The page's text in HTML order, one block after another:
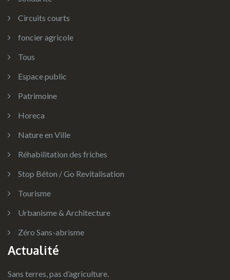
Circuits courts
foncier agricole
Tous
Espace public
Patrimoine
Horeca
Nature en Ville
Réhabilitation des friches
Stop Béton / Go Revitalisation
Tourisme
Urbanisme & Architecture
Zéro Sans-abrisme
Actualité
Sans terres, pas d’agriculture.